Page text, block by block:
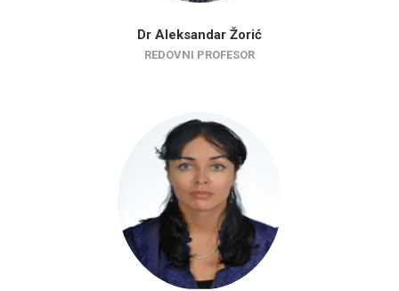
Dr Aleksandar Žorić
REDOVNI PROFESOR